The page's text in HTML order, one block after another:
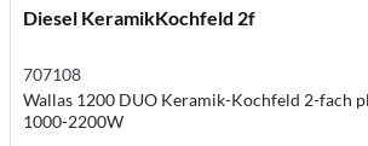
Diesel KeramikKochfeld 2f
707108
Wallas 1200 DUO Keramik-Kochfeld 2-fach
1000-2200W